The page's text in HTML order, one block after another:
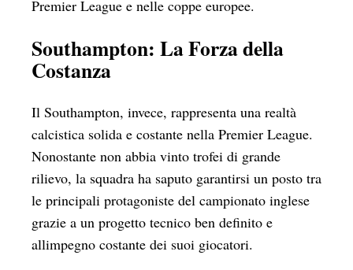
Premier League e nelle coppe europee.
Southampton: La Forza della
Costanza
Il Southampton, invece, rappresenta una realtà
calcistica solida e costante nella Premier League.
Nonostante non abbia vinto trofei di grande
rilievo, la squadra ha saputo garantirsi un posto tra
le principali protagoniste del campionato inglese
grazie a un progetto tecnico ben definito e
allimpegno costante dei suoi giocatori.